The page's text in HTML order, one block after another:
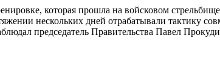
которая прошла на войсковом
нескольких дней отрабатывали тактику
председатель Правительства Павел